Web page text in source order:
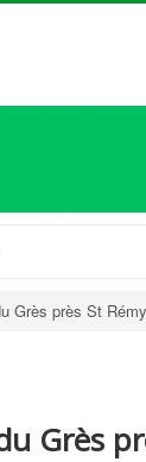
Grès près St
Grès